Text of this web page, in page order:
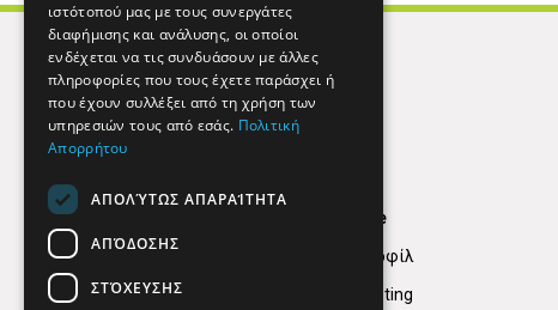
Find Here
Εταιρικό Προφίλ
Digital marketing
ιστότοπού μας με τους συνεργάτες
διαφήμισης και ανάλυσης, οι οποίοι
ενδέχεται να τις συνδυάσουν με άλλες
πληροφορίες που τους έχετε παράσχει ή
που έχουν συλλέξει από τη χρήση των
υπηρεσιών τους από εσάς. Πολιτική
Απορρήτου
ΑΠΟΛΎΤΩΣ ΑΠΑΡΑΊΤΗΤΑ
ΑΠΌΔΟΣΗΣ
ΣΤΌΧΕΥΣΗΣ